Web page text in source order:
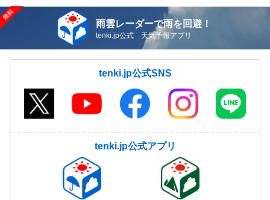
雨雲レーダーで雨を回避！
tenki.jp公式 天気予報アプリ
tenki.jp公式SNS
tenki.jp公式アプリ